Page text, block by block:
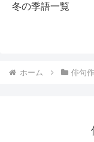
冬の季語一覧
ホーム 俳句